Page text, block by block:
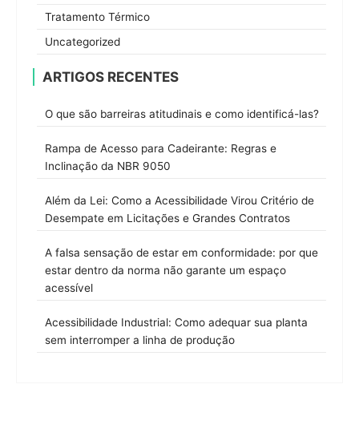
Tratamento Térmico
Uncategorized
ARTIGOS RECENTES
O que são barreiras atitudinais e como identificá-las?
Rampa de Acesso para Cadeirante: Regras e
Inclinação da NBR 9050
Além da Lei: Como a Acessibilidade Virou Critério de
Desempate em Licitações e Grandes Contratos
A falsa sensação de estar em conformidade: por que
estar dentro da norma não garante um espaço
acessível
Acessibilidade Industrial: Como adequar sua planta
sem interromper a linha de produção